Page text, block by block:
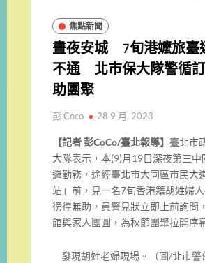
焦點新聞
晝夜安城 7旬港嬤旅臺
不通 北市保大隊警循
助團聚
彭 Coco 28 9 月, 2023
【記者 彭CoCo/臺北報導】 臺北市
大隊表示，本(9)月19日深夜第三中
邏勤務，途經臺北市大同區市民大
站」前，見一名7旬香港籍胡姓婦
徬徨無助，員警見狀立即上前詢問
館與家人團圓，為秋節團聚拉開序
發現胡姓老婦現場。（圖/北市警